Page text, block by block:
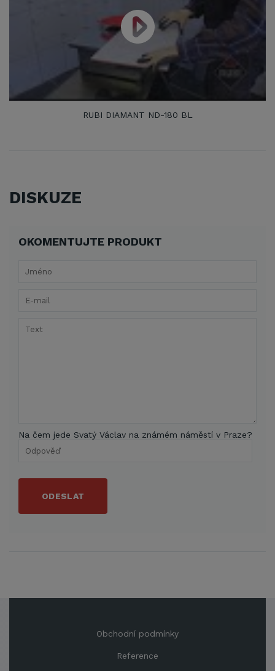
RUBI DIAMANT ND-180 BL
DISKUZE
OKOMENTUJTE PRODUKT
Na čem jede Svatý Václav na známém náměstí v Praze?
ODESLAT
Obchodní podmínky
Reference